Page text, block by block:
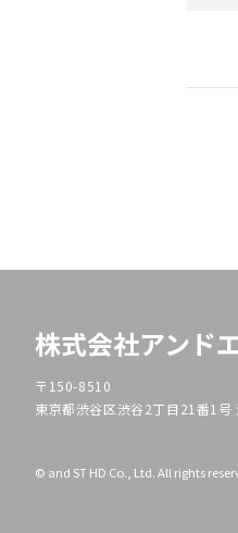
株式会社アンド
〒150-8510
東京都渋谷区渋谷2丁目21番1号
© and ST HD Co., Ltd. All rights